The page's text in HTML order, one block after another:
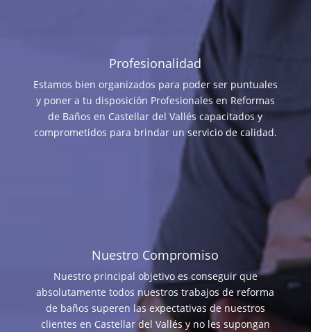
Profesionalidad
Estamos bien organizados para poder ser puntuales
y poner a tu disposición Profesionales en Reformas
de Baños en Castellar del Vallés capacitados y
comprometidos para brindar un servicio de calidad.
Nuestro Compromiso
Nuestro principal objetivo es conseguir que
absolutamente todos nuestros trabajos de reforma
de baños superen las expectativas de nuestros
clientes en Castellar del Vallés y no les supongan